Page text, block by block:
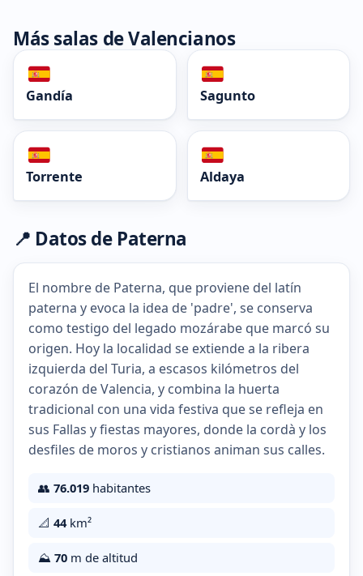
Más salas de Valencianos
Gandía Sagunto
Torrente Aldaya
📍 Datos de Paterna
El nombre de Paterna, que proviene del latín
paterna y evoca la idea de 'padre', se conserva
como testigo del legado mozárabe que marcó su
origen. Hoy la localidad se extiende a la ribera
izquierda del Turia, a escasos kilómetros del
corazón de Valencia, y combina la huerta
tradicional con una vida festiva que se refleja en
sus Fallas y fiestas mayores, donde la cordà y los
desfiles de moros y cristianos animan sus calles.
👥 76.019 habitantes
📐 44km²
⛰️ 70 m de altitud